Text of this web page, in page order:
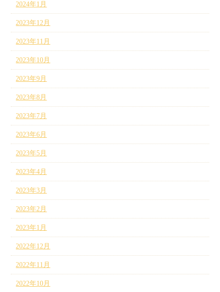
2024年1月
2023年12月
2023年11月
2023年10月
2023年9月
2023年8月
2023年7月
2023年6月
2023年5月
2023年4月
2023年3月
2023年2月
2023年1月
2022年12月
2022年11月
2022年10月